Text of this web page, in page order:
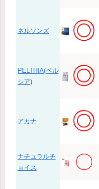
ネルソンズ ◎
PELTHIA(ペル
シア)
◎
アカナ ◎
ナチュラルチ
ョイス
〇